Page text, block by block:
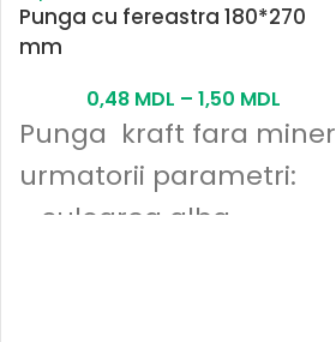
Punga cu fereastra 180*270
mm
0,48 MDL – 1,50 MDL
Punga kraft fara miner
urmatorii parametri:
- culoarea alba